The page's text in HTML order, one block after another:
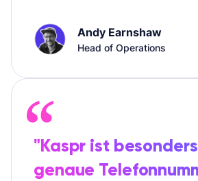
Andy Earnshaw
Head of Operations
"Kaspr ist
genaue